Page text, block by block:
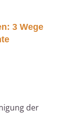
3 Wege
der